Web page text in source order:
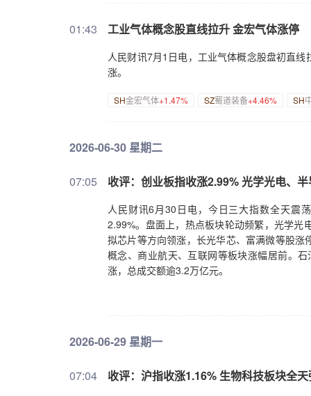
01:43 工业气体概念股直线拉升 金宏气体涨停
人民财讯7月1日电，工业气体概念股盘初直
涨。
SH金宏气体+1.47% SZ蜀道装备+4.46% SH
2026-06-30 星期二
07:05 收评：创业板指收涨2.99% 光学光电、
人民财讯6月30日电，今日三大指数全天震
2.99%。盘面上，热点板块轮动频繁，光学光
拟芯片等方向领涨，长光华芯、富满微等股
概念、商业航天、互联网等板块涨幅居前。
涨，总成交额逾3.2万亿元。
2026-06-29 星期一
07:04 收评：沪指收涨1.16% 生物科技板块全